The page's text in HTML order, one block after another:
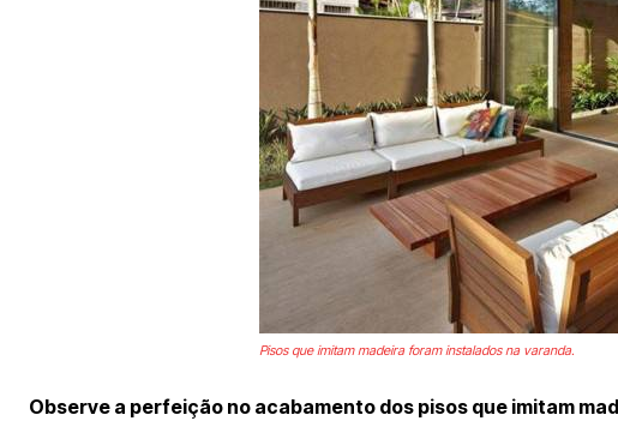
Pisos que imitam madeira foram instalados na varanda.
Observe a perfeição no acabamento dos pisos que imitam